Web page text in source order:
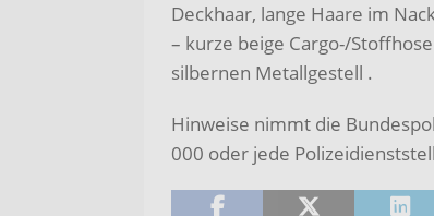
Deckhaar, lange Haare im
– kurze beige Cargo-/
silbernen Metallgestell .
Hinweise nimmt die
000 oder jede